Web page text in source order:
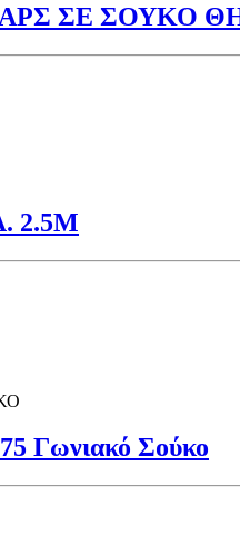
ΑΡΣ ΣΕ ΣΟΥΚΟ
2.5Μ
Γωνιακό Σούκο